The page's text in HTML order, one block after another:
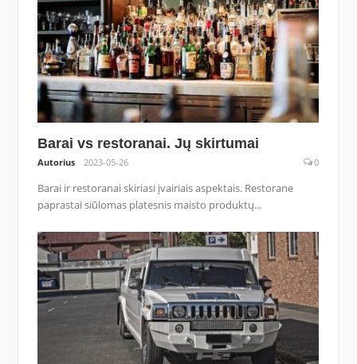
Barai vs restoranai. Jų skirtumai
Autorius 2023-05-26 0
Barai ir restoranai skiriasi įvairiais aspektais. Restorane
paprastai siūlomas platesnis maisto produktų...